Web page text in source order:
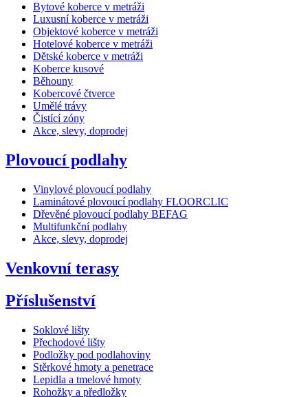
Bytové koberce v metráži
Luxusní koberce v metráži
Objektové koberce v metráži
Hotelové koberce v metráži
Dětské koberce v metráži
Koberce kusové
Běhouny
Kobercové čtverce
Umělé trávy
Čistící zóny
Akce, slevy, doprodej
Plovoucí podlahy
Vinylové plovoucí podlahy
Laminátové plovoucí podlahy FLOORCLIC
Dřevěné plovoucí podlahy BEFAG
Multifunkční podlahy
Akce, slevy, doprodej
Venkovní terasy
Příslušenství
Soklové lišty
Přechodové lišty
Podložky pod podlahoviny
Stěrkové hmoty a penetrace
Lepidla a tmelové hmoty
Rohožky a předložky